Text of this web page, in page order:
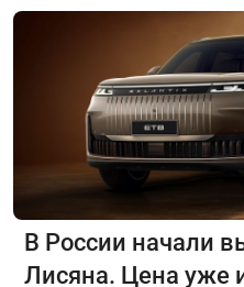
В России начали
Лисяна. Цена уже